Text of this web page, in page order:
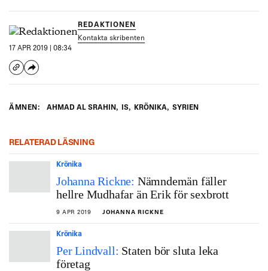
REDAKTIONEN
Kontakta skribenten
17 APR 2019 | 08:34
ÄMNEN: AHMAD AL SRAHIN, IS, KRÖNIKA, SYRIEN
RELATERAD LÄSNING
Krönika
Johanna Rickne: Nämndemän fäller
hellre Mudhafar än Erik för sexbrott
9 APR 2019 JOHANNA RICKNE
Krönika
Per Lindvall: Staten bör sluta leka
företag